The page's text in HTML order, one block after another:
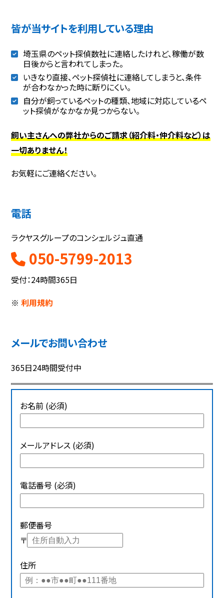
皆が当サイトを利用している理由
埼玉県のペット探偵数社に連絡したけれど、稼働が数
日後からと言われてしまった。
いきなり直接、ペット探偵社に連絡してしまうと、条件
が合わなかった時に断りにくい。
自分が飼っているペットの種類、地域に対応しているペ
ット探偵がなかなか見つからない。
飼い主さんへの弊社からのご請求（紹介料・仲介料など）は
一切ありません！
お気軽にご連絡ください。
電話
ラクヤスグループのコンシェルジュ直通
050-5799-2013
受付：24時間365日
※利用規約
メールでお問い合わせ
365日24時間受付中
お名前 (必須)
メールアドレス (必須)
電話番号 (必須)
郵便番号
〒
住所